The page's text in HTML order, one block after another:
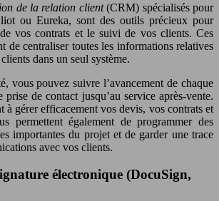
de la relation client(CRM) spécialisés pour
ou Eureka, sont des outils précieux pour
vos contrats et le suivi de vos clients. Ces
de centraliser toutes les informations relatives
dans un seul système.
vous pouvez suivre l’avancement de chaque
de contact jusqu’au service après-vente.
à gérer efficacement vos devis, vos contrats et
permettent également de programmer des
importantes du projet et de garder une trace
avec vos clients.
électronique (DocuSign,